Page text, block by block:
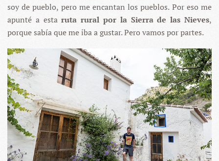
soy de pueblo, pero me encantan los pueblos. Por eso me
apunté a estaruta rural por la Sierra de las Nieves,
porque sabía que me iba a gustar. Pero vamos por partes.